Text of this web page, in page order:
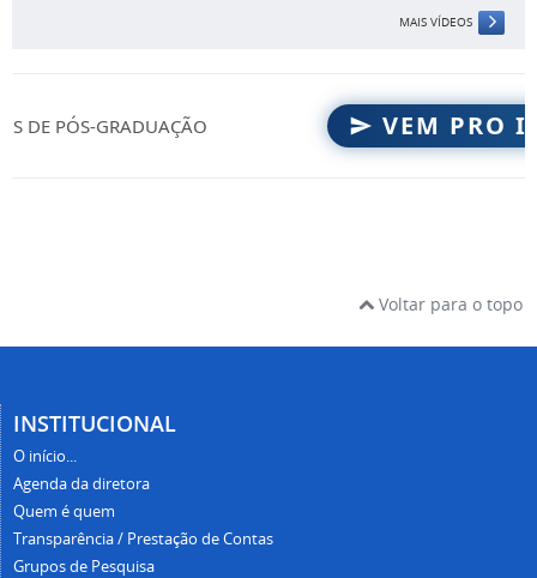
MAIS VÍDEOS
PÓS-GRADUAÇÃO VEM PRO
Voltar para o topo
INSTITUCIONAL
O início...
Agenda da diretora
Quem é quem
Transparência / Prestação de Contas
Grupos de Pesquisa